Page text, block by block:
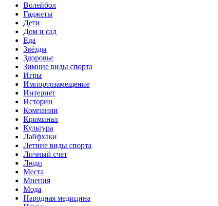
Волейбол
Гаджеты
Дети
Дом и сад
Еда
Звёзды
Здоровье
Зимние виды спорта
Игры
Импортозамещение
Интернет
Истории
Компании
Криминал
Культура
Лайфхаки
Летние виды спорта
Личный счет
Люди
Места
Мнения
Мода
Народная медицина